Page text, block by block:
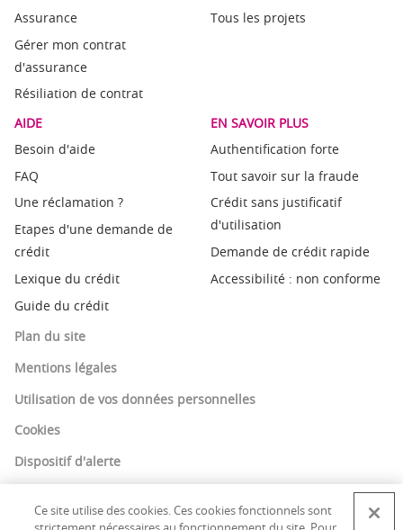
Assurance
Gérer mon contrat
d'assurance
Résiliation de contrat
Tous les projets
AIDE
Besoin d'aide
FAQ
Une réclamation ?
Etapes d'une demande de
crédit
Lexique du crédit
Guide du crédit
EN SAVOIR PLUS
Authentification forte
Tout savoir sur la fraude
Crédit sans justificatif
d'utilisation
Demande de crédit rapide
Accessibilité : non conforme
Plan du site
Mentions légales
Utilisation de vos données personnelles
Cookies
Dispositif d'alerte
Ce site utilise des cookies. Ces cookies fonctionnels sont